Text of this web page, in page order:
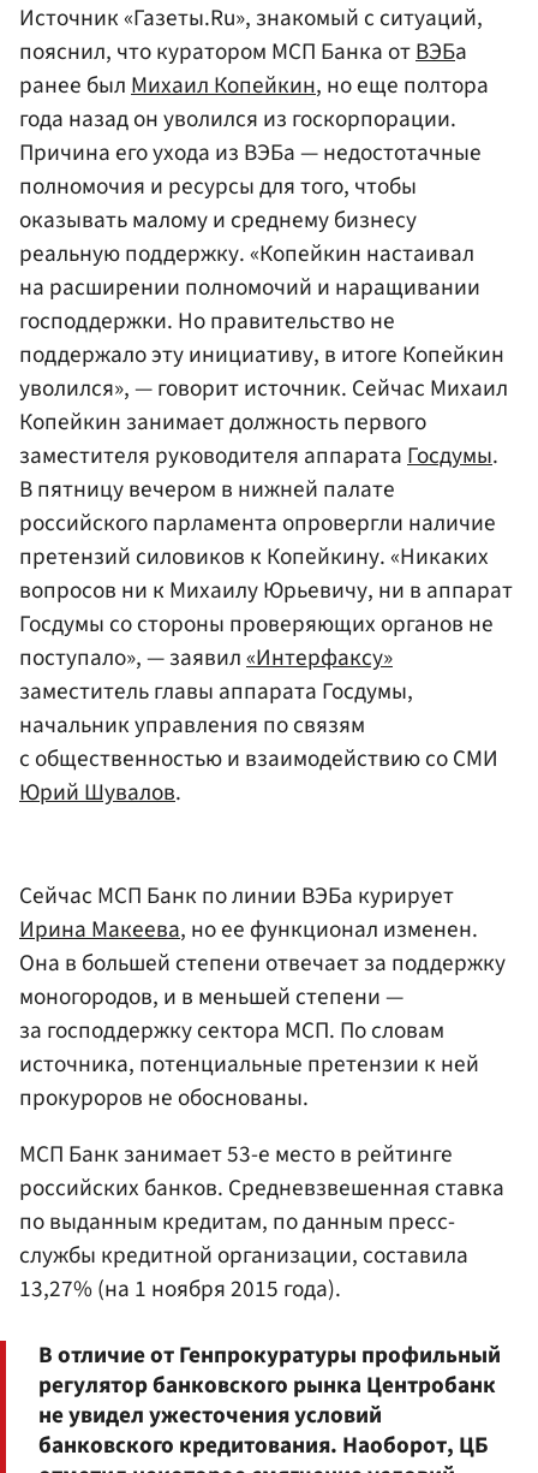
Источник «Газеты.Ru», знакомый с ситуаций,
пояснил, что куратором МСП Банка отВЭБа
ранее былМихаил Копейкин, но еще полтора
года назад он уволился из госкорпорации.
Причина его ухода из ВЭБа — недостотачные
полномочия и ресурсы для того, чтобы
оказывать малому и среднему бизнесу
реальную поддержку. «Копейкин настаивал
на расширении полномочий и наращивании
господдержки. Но правительство не
поддержало эту инициативу, в итоге Копейкин
уволился», — говорит источник. Сейчас Михаил
Копейкин занимает должность первого
заместителя руководителя аппаратаГосдумы.
В пятницу вечером в нижней палате
российского парламента опровергли наличие
претензий силовиков к Копейкину. «Никаких
вопросов ни к Михаилу Юрьевичу, ни в аппарат
Госдумы со стороны проверяющих органов не
поступало», — заявил«Интерфаксу»
заместитель главы аппарата Госдумы,
начальник управления по связям
с общественностью и взаимодействию со СМИ
Юрий Шувалов.
Сейчас МСП Банк по линии ВЭБа курирует
Ирина Макеева, но ее функционал изменен.
Она в большей степени отвечает за поддержку
моногородов, и в меньшей степени —
за господдержку сектора МСП. По словам
источника, потенциальные претензии к ней
прокуроров не обоснованы.
МСП Банк занимает 53-е место в рейтинге
российских банков. Средневзвешенная ставка
по выданным кредитам, по данным пресс-
службы кредитной организации, составила
13,27% (на 1 ноября 2015 года).
В отличие от Генпрокуратуры профильный
регулятор банковского рынка Центробанк
не увидел ужесточения условий
банковского кредитования. Наоборот, ЦБ